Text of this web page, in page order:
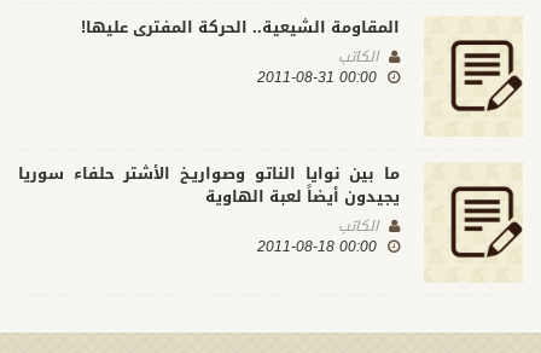
المقاومة الشيعية.. الحركة المفترى عليها!
الكاتب
00:00 2011-08-31
ما بين نوايا الناتو وصواريـخ الأشتر حلفاء سوريا
يجيدون أيضاً لعبة الهاوية
الكاتب
00:00 2011-08-18